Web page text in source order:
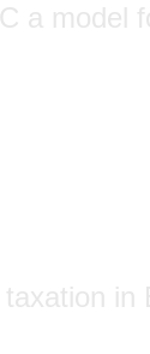
a model
in